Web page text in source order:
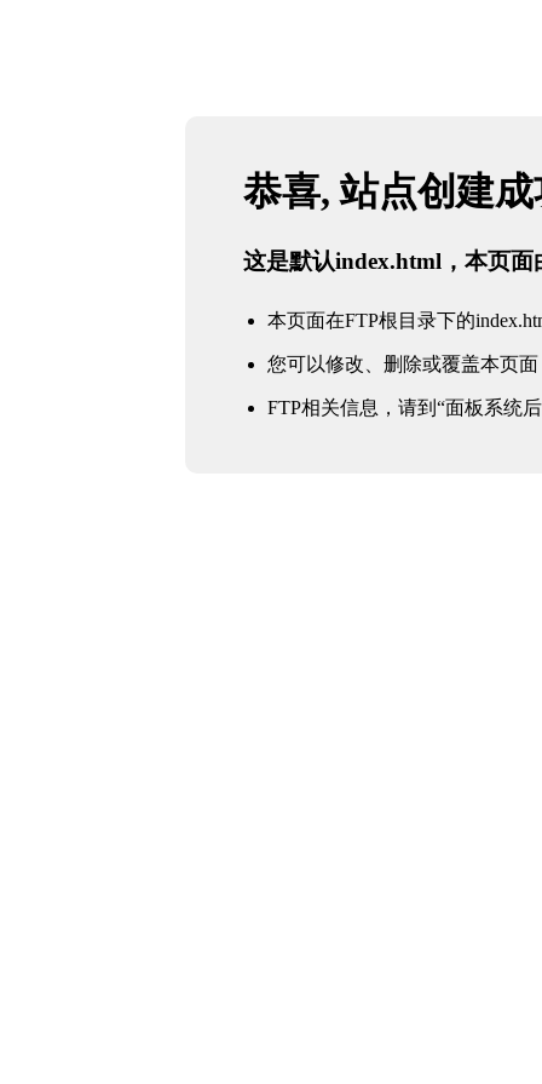
恭喜, 站点创建
这是默认index.html，本页面
本页面在FTP根目录下的
您可以修改、删除或覆盖本页面
FTP相关信息，请到“面板系统